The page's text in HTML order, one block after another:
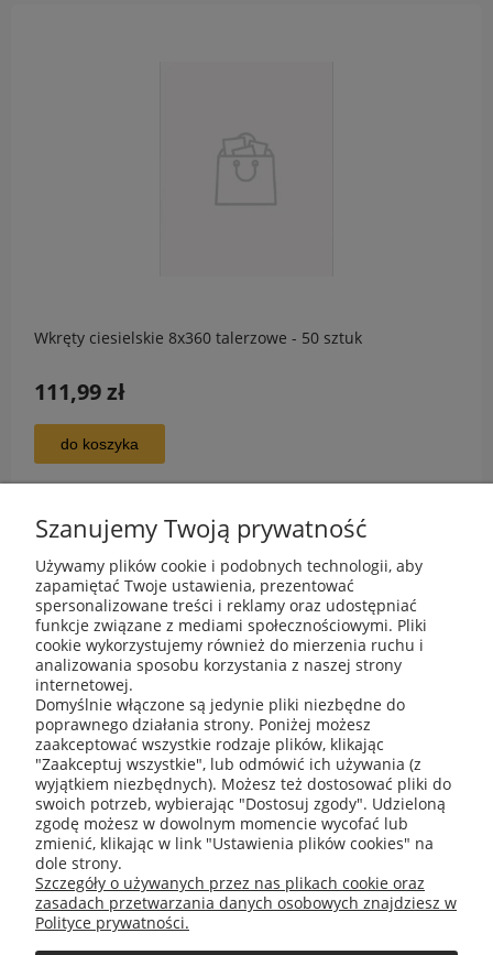
Wkręty ciesielskie 8x360 talerzowe - 50 sztuk
111,99 zł
do koszyka
O nas
Informacje
Obsługa klienta
Moje konto
Szanujemy Twoją prywatność
Używamy plików cookie i podobnych technologii, aby
zapamiętać Twoje ustawienia, prezentować
spersonalizowane treści i reklamy oraz udostępniać
funkcje związane z mediami społecznościowymi. Pliki
cookie wykorzystujemy również do mierzenia ruchu i
analizowania sposobu korzystania z naszej strony
internetowej.
Domyślnie włączone są jedynie pliki niezbędne do
poprawnego działania strony. Poniżej możesz
zaakceptować wszystkie rodzaje plików, klikając
"Zaakceptuj wszystkie", lub odmówić ich używania (z
wyjątkiem niezbędnych). Możesz też dostosować pliki do
swoich potrzeb, wybierając "Dostosuj zgody". Udzieloną
zgodę możesz w dowolnym momencie wycofać lub
zmienić, klikając w link "Ustawienia plików cookies" na
dole strony.
Szczegóły o używanych przez nas plikach cookie oraz
zasadach przetwarzania danych osobowych znajdziesz w
Polityce prywatności.